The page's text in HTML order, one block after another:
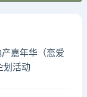
嘉年华（恋爱
划活动